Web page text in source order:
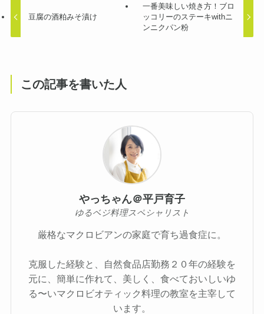
豆腐の酒粕みそ漬け
一番美味しい焼き方！ブロ
ッコリーのステーキwithニ
ンニクパン粉
この記事を書いた人
やっちゃん＠平戸育子
ゆるベジ料理スペシャリスト
厳格なマクロビアンの家庭で育ち過食症に。
克服した経験と、自然食品店勤務２０年の経験を
元に、簡単に作れて、美しく、食べておいしいゆ
る〜いマクロビオティック料理の教室を主宰して
います。